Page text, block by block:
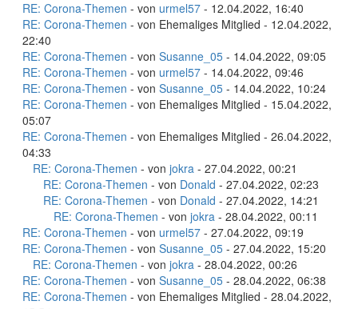
RE: Corona-Themen - von urmel57 - 12.04.2022, 16:40
RE: Corona-Themen - von Ehemaliges Mitglied - 12.04.2022,
22:40
RE: Corona-Themen - von Susanne_05 - 14.04.2022, 09:05
RE: Corona-Themen - von urmel57 - 14.04.2022, 09:46
RE: Corona-Themen - von Susanne_05 - 14.04.2022, 10:24
RE: Corona-Themen - von Ehemaliges Mitglied - 15.04.2022,
05:07
RE: Corona-Themen - von Ehemaliges Mitglied - 26.04.2022,
04:33
RE: Corona-Themen - von jokra - 27.04.2022, 00:21
RE: Corona-Themen - von Donald - 27.04.2022, 02:23
RE: Corona-Themen - von Donald - 27.04.2022, 14:21
RE: Corona-Themen - von jokra - 28.04.2022, 00:11
RE: Corona-Themen - von urmel57 - 27.04.2022, 09:19
RE: Corona-Themen - von Susanne_05 - 27.04.2022, 15:20
RE: Corona-Themen - von jokra - 28.04.2022, 00:26
RE: Corona-Themen - von Susanne_05 - 28.04.2022, 06:38
RE: Corona-Themen - von Ehemaliges Mitglied - 28.04.2022,